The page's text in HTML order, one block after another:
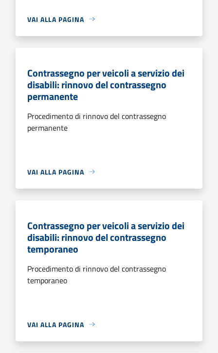
VAI ALLA PAGINA
Contrassegno per veicoli a servizio dei
disabili: rinnovo del contrassegno
permanente
Procedimento di rinnovo del contrassegno
permanente
VAI ALLA PAGINA
Contrassegno per veicoli a servizio dei
disabili: rinnovo del contrassegno
temporaneo
Procedimento di rinnovo del contrassegno
temporaneo
VAI ALLA PAGINA